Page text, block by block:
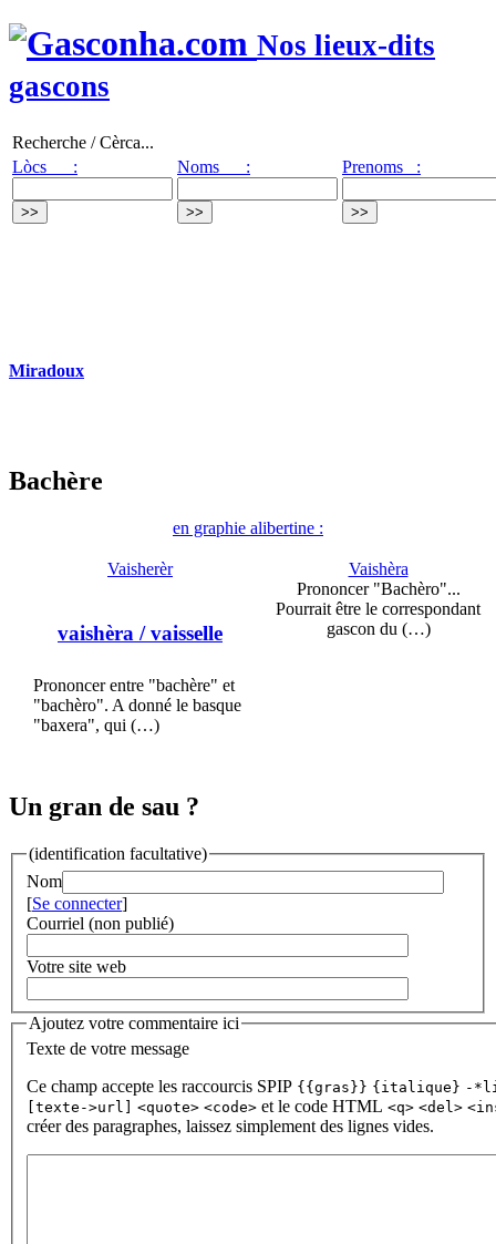
Nos lieux-dits
gascons
Recherche / Cèrca...
Lòcs :
Noms : Prenoms :
Miradoux
Bachère
en graphie alibertine :
Vaisherèr
vaishèra / vaisselle
Prononcer entre "bachère" et
"bachèro". A donné le basque
"baxera", qui (…)
Vaishèra
Prononcer "Bachèro"...
Pourrait être le correspondant
gascon du (…)
Un gran de sau ?
(identification facultative)
Nom
[Se connecter]
Courriel (non publié)
Votre site web
Ajoutez votre commentaire ici
Texte de votre message
Ce champ accepte les raccourcis SPIP {{gras}} {italique} -
[texte->url]
<quote> <code> et le code HTML <q> <del>
créer des paragraphes, laissez simplement des lignes vides.